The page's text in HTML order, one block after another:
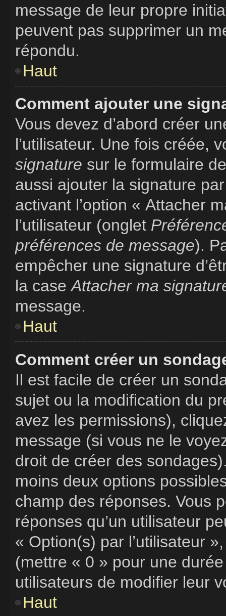
message de leur propre
peuvent pas supprimer un
répondu.
Haut
Comment ajouter une
Vous devez d’abord créer
l’utilisateur. Une fois créée,
signature sur le formulaire
aussi ajouter la signature
activant l’option « Attacher
l’utilisateur (onglet
préférences de message).
empêcher une signature
la caseAttacher ma
message.
Haut
Comment créer un
Il est facile de créer un
sujet ou la modification du
avez les permissions),
message (si vous ne le
droit de créer des
moins deux options
champ des réponses. Vous
réponses qu’un utilisateur
« Option(s) par l’utilisateur
(mettre « 0 » pour une
utilisateurs de modifier leur
Haut